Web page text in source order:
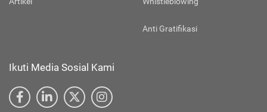
Anti Gratifikasi
Ikuti Media Sosial Kami